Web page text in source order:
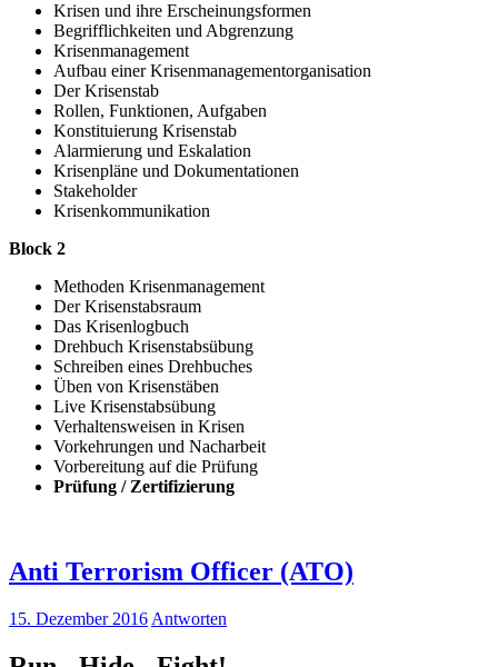
Krisen und ihre Erscheinungsformen
Begrifflichkeiten und Abgrenzung
Krisenmanagement
Aufbau einer Krisenmanagementorganisation
Der Krisenstab
Rollen, Funktionen, Aufgaben
Konstituierung Krisenstab
Alarmierung und Eskalation
Krisenpläne und Dokumentationen
Stakeholder
Krisenkommunikation
Block 2
Methoden Krisenmanagement
Der Krisenstabsraum
Das Krisenlogbuch
Drehbuch Krisenstabsübung
Schreiben eines Drehbuches
Üben von Krisenstäben
Live Krisenstabsübung
Verhaltensweisen in Krisen
Vorkehrungen und Nacharbeit
Vorbereitung auf die Prüfung
Prüfung / Zertifizierung
Anti Terrorism Officer (ATO)
15. Dezember 2016 Antworten